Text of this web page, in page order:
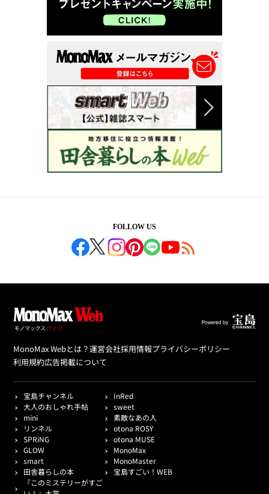
FOLLOW US
MonoMax Webとは？運営会社採用情報プライバシーポリシー
利用規約広告掲載について
宝島チャンネル
InRed
大人のおしゃれ手帖
sweet
mini
素敵なあの人
リンネル
otona ROSY
SPRiNG
otona MUSE
GLOW
MonoMax
smart
MonoMaster
田舎暮らしの本
宝島すごい！WEB
『このミステリーがすご